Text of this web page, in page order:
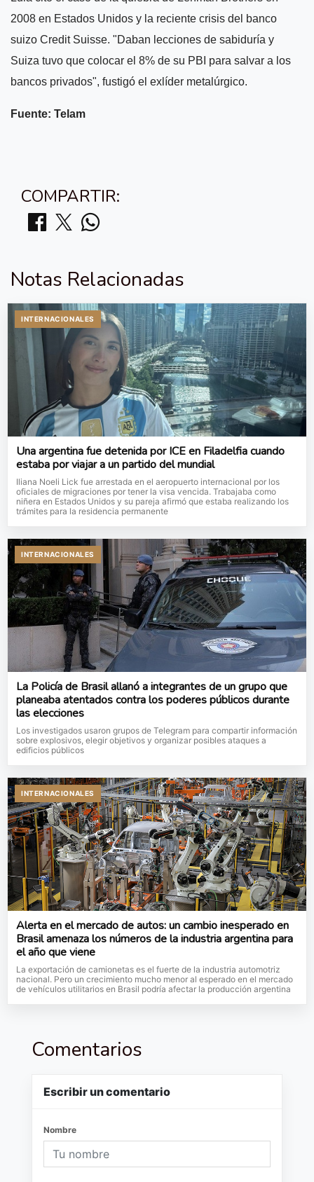
2008 en Estados Unidos y la reciente crisis del banco
suizo Credit Suisse. "Daban lecciones de sabiduría y
Suiza tuvo que colocar el 8% de su PBI para salvar a los
bancos privados", fustigó el exlíder metalúrgico.
Fuente: Telam
COMPARTIR:
Notas Relacionadas
INTERNACIONALES
Una argentina fue detenida por ICE en Filadelfia cuando
estaba por viajar a un partido del mundial
Iliana Noeli Lick fue arrestada en el aeropuerto internacional por los
oficiales de migraciones por tener la visa vencida. Trabajaba como
niñera en Estados Unidos y su pareja afirmó que estaba realizando los
trámites para la residencia permanente
INTERNACIONALES
La Policía de Brasil allanó a integrantes de un grupo que
planeaba atentados contra los poderes públicos durante
las elecciones
Los investigados usaron grupos de Telegram para compartir información
sobre explosivos, elegir objetivos y organizar posibles ataques a
edificios públicos
INTERNACIONALES
Alerta en el mercado de autos: un cambio inesperado en
Brasil amenaza los números de la industria argentina para
el año que viene
La exportación de camionetas es el fuerte de la industria automotriz
nacional. Pero un crecimiento mucho menor al esperado en el mercado
de vehículos utilitarios en Brasil podría afectar la producción argentina
Comentarios
Escribir un comentario
Nombre